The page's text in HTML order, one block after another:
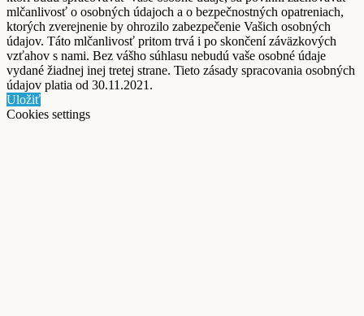
mlčanlivosť o osobných údajoch a o bezpečnostných opatreniach,
ktorých zverejnenie by ohrozilo zabezpečenie Vašich osobných
údajov. Táto mlčanlivosť pritom trvá i po skončení záväzkových
vzťahov s nami. Bez vášho súhlasu nebudú vaše osobné údaje
vydané žiadnej inej tretej strane. Tieto zásady spracovania osobných
údajov platia od 30.11.2021.
Uložiť
Cookies settings